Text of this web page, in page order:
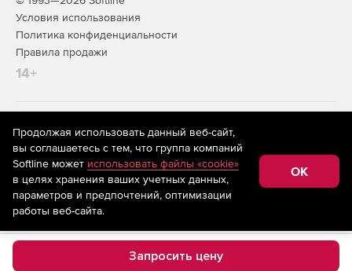
Запросить цену
Условия использования
Политика конфиденциальности
Правила продажи
14+
На информационном ресурсе store.softline.ru применяются
рекомендательные технологии
(информационные технологии
предоставления информации на основе сбора,
систематизации и анализа сведений, относящихся к
предпочтениям пользователей сети «Интернет»,
находящихся на территории Российской Федерации)
Продолжая использовать данный веб-сайт,
вы соглашаетесь с тем, что группа компаний
Softline может использовать файлы «cookie»
в целях хранения ваших учетных данных,
параметров и предпочтений, оптимизации
работы веб-сайта.
OK